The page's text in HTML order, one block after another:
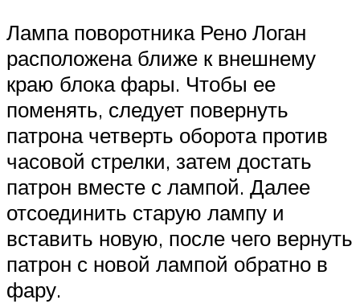
Лампа поворотника Рено Логан
расположена ближе к внешнему
краю блока фары. Чтобы ее
поменять, следует повернуть
патрона четверть оборота против
часовой стрелки, затем достать
патрон вместе с лампой. Далее
отсоединить старую лампу и
вставить новую, после чего вернуть
патрон с новой лампой обратно в
фару.